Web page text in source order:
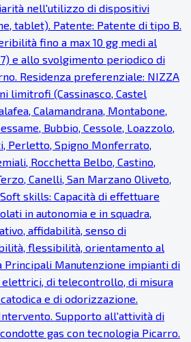
nell'utilizzo di dispositivi
tablet). Patente: Patente di tipo B.
fino a max 10 gg medi al
e allo svolgimento periodico di
Residenza preferenziale: NIZZA
limitrofi (Cassinasco, Castel
Calamandrana, Montabone,
Bubbio, Cessole, Loazzolo,
Perletto, Spigno Monferrato,
Rocchetta Belbo, Castino,
Canelli, San Marzano Oliveto,
skills: Capacità di effettuare
in autonomia e in squadra,
affidabilità, senso di
flessibilità, orientamento al
Principali Manutenzione impianti di
elettrici, di telecontrollo, di misura
e di odorizzazione.
Supporto all'attività di
gas con tecnologia Picarro.